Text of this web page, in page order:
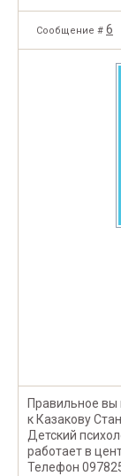
Сообщение # 6
Правильное вы
к Казакову
Детский
работает в
Телефон